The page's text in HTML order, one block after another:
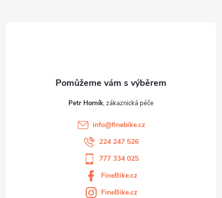
Petr Horník
info@finebike.cz
224 247 526
777 334 025
FineBike.cz
FineBike.cz